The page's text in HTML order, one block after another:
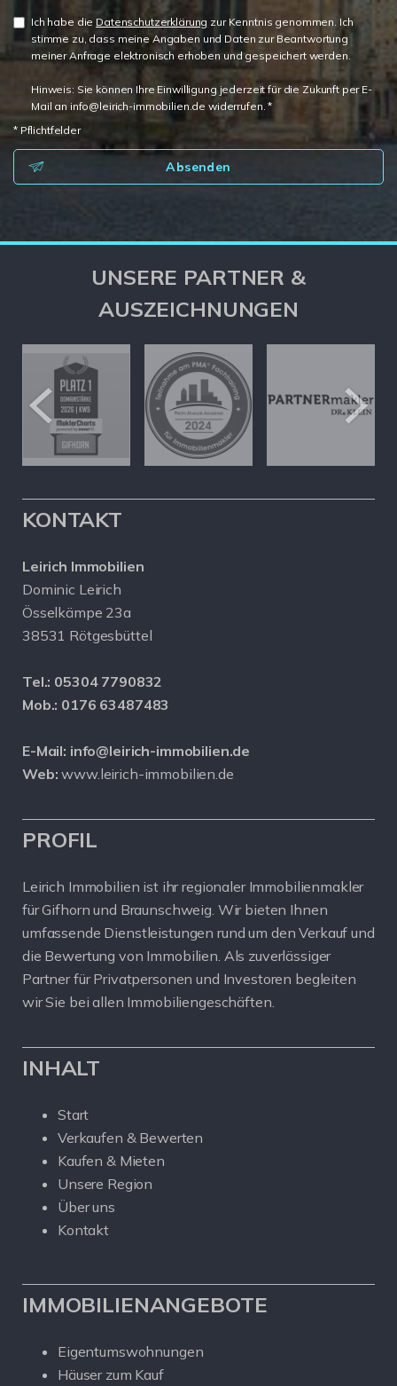
Ich habe die Datenschutzerklärung zur Kenntnis genommen. Ich
stimme zu, dass meine Angaben und Daten zur Beantwortung
meiner Anfrage elektronisch erhoben und gespeichert werden.
Hinweis: Sie können Ihre Einwilligung jederzeit für die Zukunft per E-
Mail an info@leirich-immobilien.de widerrufen. *
* Pflichtfelder
Absenden
UNSERE PARTNER &
AUSZEICHNUNGEN
KONTAKT
Leirich Immobilien
Dominic Leirich
Össelkämpe 23a
38531 Rötgesbüttel
Tel.: 05304 7790832
Mob.: 0176 63487483
E-Mail: info@leirich-immobilien.de
Web: www.leirich-immobilien.de
PROFIL
Leirich Immobilien ist ihr regionaler Immobilienmakler
für Gifhorn und Braunschweig. Wir bieten Ihnen
umfassende Dienstleistungen rund um den Verkauf und
die Bewertung von Immobilien. Als zuverlässiger
Partner für Privatpersonen und Investoren begleiten
wir Sie bei allen Immobiliengeschäften.
INHALT
Start
Verkaufen & Bewerten
Kaufen & Mieten
Unsere Region
Über uns
Kontakt
IMMOBILIENANGEBOTE
Eigentumswohnungen
Häuser zum Kauf